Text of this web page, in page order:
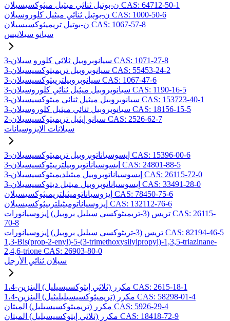
ن-بوتيل ثنائي ميثيل ميثوكسيسيلان CAS: 64712-50-1
ن-بوتيل ثنائي ميثيل كلوروسيلان CAS: 1000-50-6
ن-بوتيل تريميثوكسيسيلان CAS: 1067-57-8
سيانو سيلانيس
3-سيانوبروبيل ثلاثي كلورو سيلان CAS: 1071-27-8
3-سيانوبروبيل تريميثوكسيسيلان CAS: 55453-24-2
3-سيانوبروبيلترييثوكسيسيلان CAS: 1067-47-6
3-سيانوبروبيل ميثيل ثنائي كلوروسيلان CAS: 1190-16-5
3-سيانوبروبيل ميثيل ثنائي ميثوكسيسيلان CAS: 153723-40-1
3-سيانوبروبيل ثنائي ميثيل كلوروسيلان CAS: 18156-15-5
2-سيانو إيثيل تريميثوكسيسيلان CAS: 2526-62-7
سيلانات الإيزوسيانات
3-إيسوسياناتوبروبيل تريميثوكسيسيلان CAS: 15396-00-6
3-إيسوسياناتوبروبيلترييثوكسيسيلان CAS: 24801-88-5
3-إيسوسياناتوبروبيل ميثيلديميثوكسيسيلان CAS: 26115-72-0
3-إيسوسياناتوبروبيل ميثيل ديثوكسيسيلان CAS: 33491-28-0
إيزوسياناتوميثيلتريميثوكسيسيلان CAS: 78450-75-6
إيزوسياناتوميثيلترييثوكسيسيلان CAS: 132112-76-6
تريس (3-تريميثوكسي سيليل بروبيل) إيزوسيانورات CAS: 26115-
70-8
تريس (3-تريثوكسي سيليل بروبيل) إيزوسيانورات CAS: 82194-46-5
1,3-Bis(prop-2-enyl)-5-(3-trimethoxysilylpropyl)-1,3,5-triazinane-
2,4,6-trione CAS: 26903-80-0
سيلان ثنائي الأرجل
1،4-مكرر (ثلاثي إيثوكسيسيليل) البنزين CAS: 2615-18-1
1،4-مكرر (تريميثوكسيسيليليثيل) البنزين CAS: 58298-01-4
مكرر (تريميثوكسيسيليل) الميثان CAS: 5926-29-4
مكرر (ثلاثي إيثوكسيسيليل) الميثان CAS: 18418-72-9